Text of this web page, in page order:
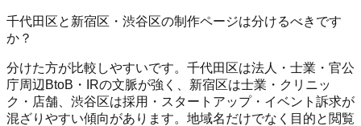
千代田区と新宿区・渋谷区の制作ページは分けるべきです
か？
分けた方が比較しやすいです。千代田区は法人・士業・官公
庁周辺BtoB・IRの文脈が強く、新宿区は士業・クリニッ
ク・店舗、渋谷区は採用・スタートアップ・イベント訴求が
混ざりやすい傾向があります。地域名だけでなく目的と閲覧